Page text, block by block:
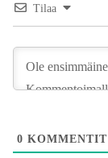
Tilaa
0 KOMMENTIT